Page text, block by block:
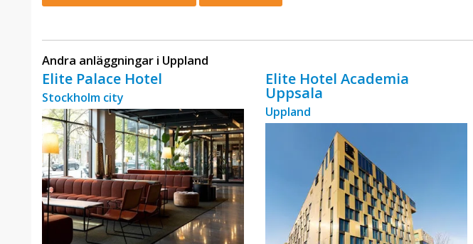
Andra anläggningar i Uppland
Elite Palace Hotel
Stockholm city
Elite Hotel Academia
Uppsala
Uppland